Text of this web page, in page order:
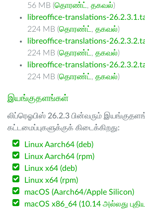
56 MB (தொரண்ட் , தகவல்)
libreoffice-translations-
224 MB (தொரண்ட் , தகவல்)
libreoffice-translations-
224 MB (தொரண்ட் , தகவல்)
libreoffice-translations-
224 MB (தொரண்ட் , தகவல்)
இயங்குதளங்கள்
லிப்ரெஓபிஸ் 26.2.3 பின்வரும்
கட்டமைப்புகளுக்குக் கிடைக்கிறது:
Linux Aarch64 (deb)
Linux Aarch64 (rpm)
Linux x64 (deb)
Linux x64 (rpm)
macOS (Aarch64/Apple Silicon)
macOS x86_64 (10.14 அல்லது